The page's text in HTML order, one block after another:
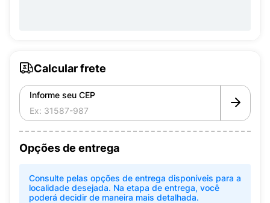
Calcular frete
Informe seu CEP
Opções de entrega
Consulte pelas opções de entrega disponíveis para a
localidade desejada. Na etapa de entrega, você
poderá decidir de maneira mais detalhada.